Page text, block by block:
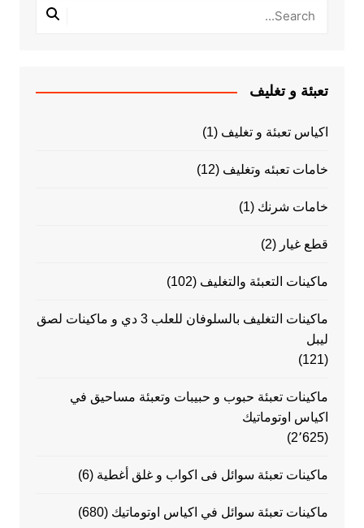
تعبئة و تغليف
اكياس تعبئة و تغليف (1)
خامات تعبئه وتغليف (12)
خامات شرنك (1)
قطع غيار (2)
ماكينات التعبئة والتغليف (102)
ماكينات التغليف بالسلوفان للعلب 3 دي و ماكينات لصق
ليبل
(121)
ماكينات تعبئة حبوب و حبيبات وتعبئة مساحيق في
اكياس اوتوماتيك
(2٬625)
ماكينات تعبئة سوائل فى اكواب و غلق أغطية (6)
ماكينات تعبئة سوائل في اكياس اوتوماتيك (680)